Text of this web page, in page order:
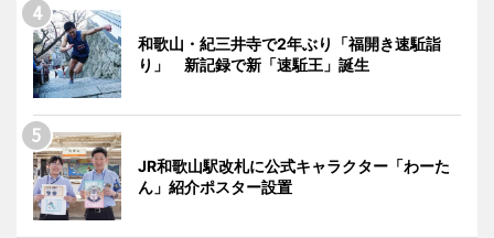
和歌山・紀三井寺で2年ぶり「福開き速駈詣
り」 新記録で新「速駈王」誕生
JR和歌山駅改札に公式キャラクター「わーた
ん」紹介ポスター設置